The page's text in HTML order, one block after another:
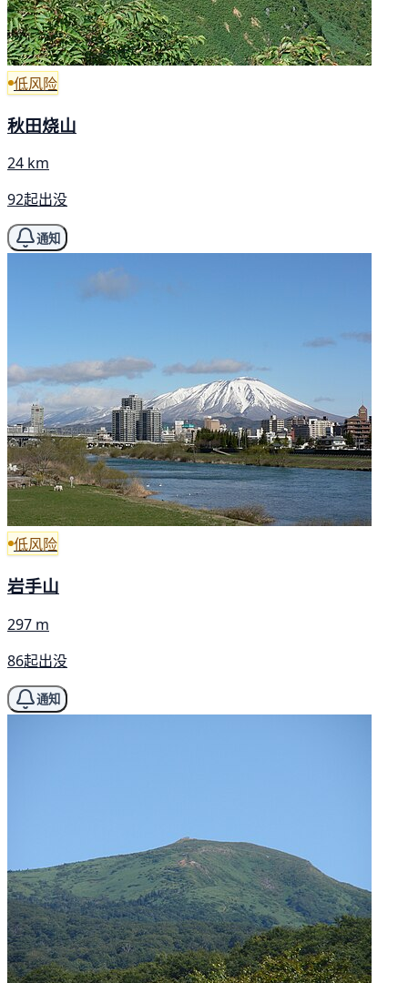
低风险
秋田烧山
24 km
92起出没
通知
低风险
岩手山
297 m
86起出没
通知